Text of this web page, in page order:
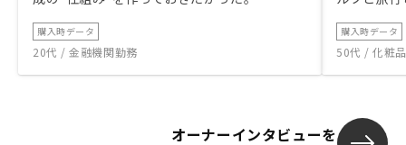
購入時データ
20代 / 金融機関勤務
購入時データ
50代 / 化粧
オーナーインタビューを